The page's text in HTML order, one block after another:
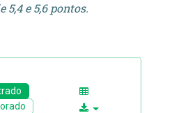
5,4 e 5,6 pontos.